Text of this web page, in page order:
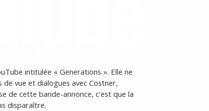
intitulée « Generations ». Elle ne
vue et dialogues avec Costner,
de cette bande-annonce, c'est que la
disparaître.